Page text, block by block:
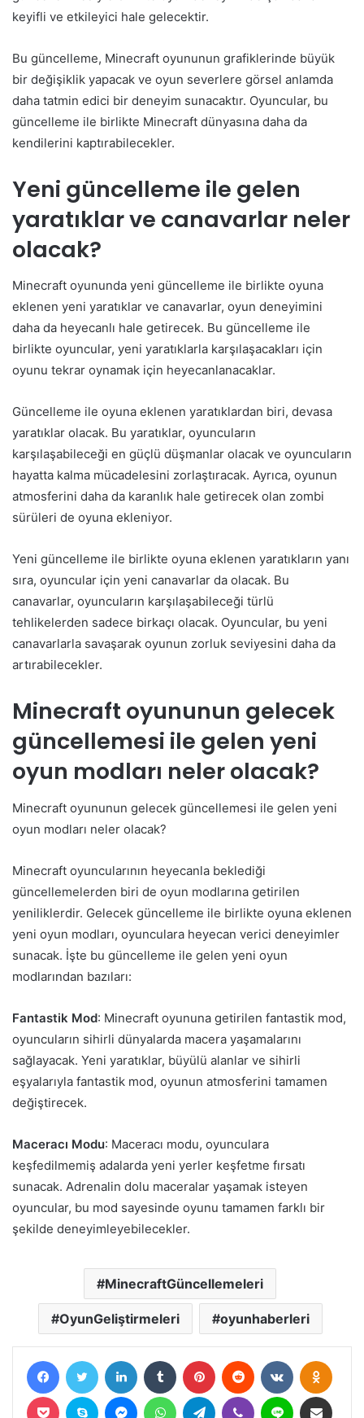
keyifli ve etkileyici hale gelecektir.
Bu güncelleme, Minecraft oyununun grafiklerinde büyük
bir değişiklik yapacak ve oyun severlere görsel anlamda
daha tatmin edici bir deneyim sunacaktır. Oyuncular, bu
güncelleme ile birlikte Minecraft dünyasına daha da
kendilerini kaptırabilecekler.
Yeni güncelleme ile gelen
yaratıklar ve canavarlar neler
olacak?
Minecraft oyununda yeni güncelleme ile birlikte oyuna
eklenen yeni yaratıklar ve canavarlar, oyun deneyimini
daha da heyecanlı hale getirecek. Bu güncelleme ile
birlikte oyuncular, yeni yaratıklarla karşılaşacakları için
oyunu tekrar oynamak için heyecanlanacaklar.
Güncelleme ile oyuna eklenen yaratıklardan biri, devasa
yaratıklar olacak. Bu yaratıklar, oyuncuların
karşılaşabileceği en güçlü düşmanlar olacak ve oyuncuların
hayatta kalma mücadelesini zorlaştıracak. Ayrıca, oyunun
atmosferini daha da karanlık hale getirecek olan zombi
sürüleri de oyuna ekleniyor.
Yeni güncelleme ile birlikte oyuna eklenen yaratıkların yanı
sıra, oyuncular için yeni canavarlar da olacak. Bu
canavarlar, oyuncuların karşılaşabileceği türlü
tehlikelerden sadece birkaçı olacak. Oyuncular, bu yeni
canavarlarla savaşarak oyunun zorluk seviyesini daha da
artırabilecekler.
Minecraft oyununun gelecek
güncellemesi ile gelen yeni
oyun modları neler olacak?
Minecraft oyununun gelecek güncellemesi ile gelen yeni
oyun modları neler olacak?
Minecraft oyuncularının heyecanla beklediği
güncellemelerden biri de oyun modlarına getirilen
yeniliklerdir. Gelecek güncelleme ile birlikte oyuna eklenen
yeni oyun modları, oyunculara heyecan verici deneyimler
sunacak. İşte bu güncelleme ile gelen yeni oyun
modlarından bazıları:
Fantastik Mod: Minecraft oyununa getirilen fantastik mod,
oyuncuların sihirli dünyalarda macera yaşamalarını
sağlayacak. Yeni yaratıklar, büyülü alanlar ve sihirli
eşyalarıyla fantastik mod, oyunun atmosferini tamamen
değiştirecek.
Maceracı Modu: Maceracı modu, oyunculara
keşfedilmemiş adalarda yeni yerler keşfetme fırsatı
sunacak. Adrenalin dolu maceralar yaşamak isteyen
oyuncular, bu mod sayesinde oyunu tamamen farklı bir
şekilde deneyimleyebilecekler.
MinecraftGüncellemeleri
OyunGeliştirmeleri oyunhaberleri
FacebookTwitter LinkedIn Tumblr Pinterest Reddit VKontakte
Pocket Skype MessengerWhatsAppTelegram Viber Line